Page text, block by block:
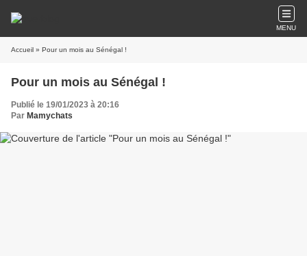
MENU
Accueil » Pour un mois au Sénégal !
Pour un mois au Sénégal !
Publié le 19/01/2023 à 20:16
Par Mamychats